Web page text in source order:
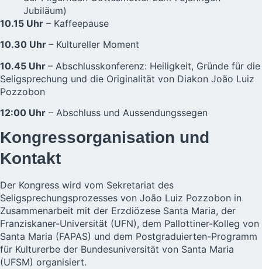
Jubiläum)
10.15 Uhr – Kaffeepause
10.30 Uhr – Kultureller Moment
10.45 Uhr – Abschlusskonferenz: Heiligkeit, Gründe für die
Seligsprechung und die Originalität von Diakon João Luiz
Pozzobon
12:00 Uhr – Abschluss und Aussendungssegen
Kongressorganisation und
Kontakt
Der Kongress wird vom Sekretariat des
Seligsprechungsprozesses von João Luiz Pozzobon in
Zusammenarbeit mit der Erzdiözese Santa Maria, der
Franziskaner-Universität (UFN), dem Pallottiner-Kolleg von
Santa Maria (FAPAS) und dem Postgraduierten-Programm
für Kulturerbe der Bundesuniversität von Santa Maria
(UFSM) organisiert.